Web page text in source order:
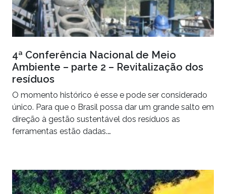
4ª Conferência Nacional de Meio
Ambiente – parte 2 – Revitalização dos
resíduos
O momento histórico é esse e pode ser considerado
único. Para que o Brasil possa dar um grande salto em
direção à gestão sustentável dos resíduos as
ferramentas estão dadas.…